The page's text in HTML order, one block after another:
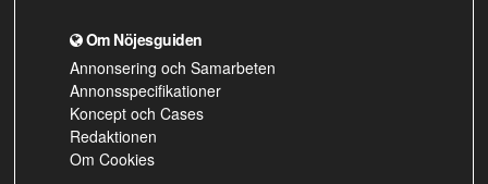
Om Nöjesguiden
Annonsering och Samarbeten
Annonsspecifikationer
Koncept och Cases
Redaktionen
Om Cookies